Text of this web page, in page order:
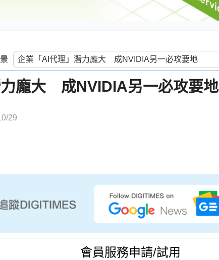
龐大 成NVIDIA另一必攻要地
29
會員服務申請/試用